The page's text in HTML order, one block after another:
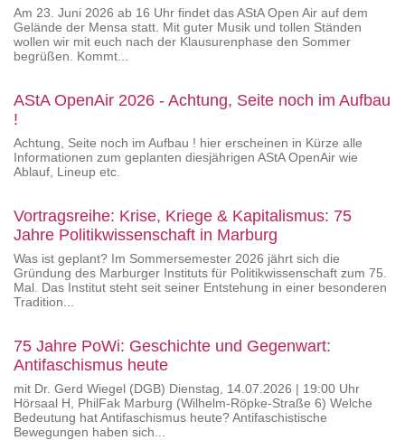
Am 23. Juni 2026 ab 16 Uhr findet das AStA Open Air auf dem
Gelände der Mensa statt. Mit guter Musik und tollen Ständen
wollen wir mit euch nach der Klausurenphase den Sommer
begrüßen. ️Kommt...
AStA OpenAir 2026 - Achtung, Seite noch im Aufbau
!
Achtung, Seite noch im Aufbau ! hier erscheinen in Kürze alle
Informationen zum geplanten diesjährigen AStA OpenAir wie
Ablauf, Lineup etc.
Vortragsreihe: Krise, Kriege & Kapitalismus: 75
Jahre Politikwissenschaft in Marburg
Was ist geplant? Im Sommersemester 2026 jährt sich die
Gründung des Marburger Instituts für Politikwissenschaft zum 75.
Mal. Das Institut steht seit seiner Entstehung in einer besonderen
Tradition...
75 Jahre PoWi: Geschichte und Gegenwart:
Antifaschismus heute
mit Dr. Gerd Wiegel (DGB) Dienstag, 14.07.2026 | 19:00 Uhr
Hörsaal H, PhilFak Marburg (Wilhelm-Röpke-Straße 6) Welche
Bedeutung hat Antifaschismus heute? Antifaschistische
Bewegungen haben sich...